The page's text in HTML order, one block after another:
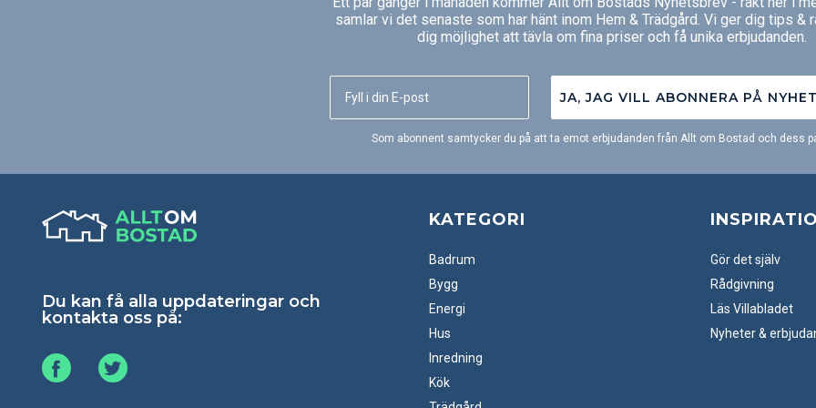
samlar vi det senaste som har hänt inom Hem & Trädgård. Vi ger dig tips &
dig möjlighet att tävla om fina priser och få unika erbjudanden.
JA, JAG VILL ABONNERA PÅ
Som abonnent samtycker du på att ta emot erbjudanden från Allt om Bostad och dess
Du kan få alla uppdateringar och
kontakta oss på:
KATEGORI
Badrum
Bygg
Energi
Hus
Inredning
Kök
Gör det själv
Rådgivning
Läs Villabladet
Nyheter &